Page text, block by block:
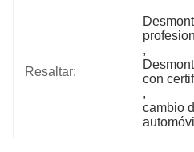
Resaltar:
,
con
,
cambio